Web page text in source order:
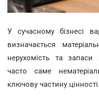
У сучасному бізнесі
визначається
нерухомість та
часто саме
ключову частину цінності.